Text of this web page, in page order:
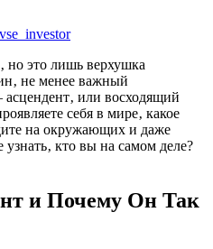
vse_investor
но это лишь верхушка
не менее важный
асцендент‚ или восходящий
себя в мире‚ какое
на окружающих и даже
кто вы на самом деле?
и Почему Он Так